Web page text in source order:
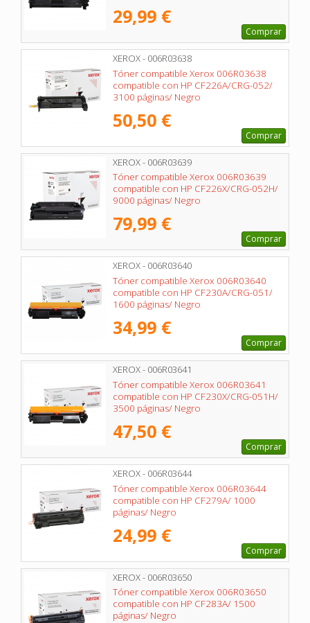
29,99 €
Comprar
XEROX - 006R03638
Tóner compatible Xerox 006R03638
compatible con HP CF226A/CRG-052/
3100 páginas/ Negro
50,50 €
Comprar
XEROX - 006R03639
Tóner compatible Xerox 006R03639
compatible con HP CF226X/CRG-052H/
9000 páginas/ Negro
79,99 €
Comprar
XEROX - 006R03640
Tóner compatible Xerox 006R03640
compatible con HP CF230A/CRG-051/
1600 páginas/ Negro
34,99 €
Comprar
XEROX - 006R03641
Tóner compatible Xerox 006R03641
compatible con HP CF230X/CRG-051H/
3500 páginas/ Negro
47,50 €
Comprar
XEROX - 006R03644
Tóner compatible Xerox 006R03644
compatible con HP CF279A/ 1000
páginas/ Negro
24,99 €
Comprar
XEROX - 006R03650
Tóner compatible Xerox 006R03650
compatible con HP CF283A/ 1500
páginas/ Negro